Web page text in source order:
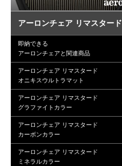
アーロンチェア リマスタード
即納できる
アーロンチェアと関連商品
アーロンチェア リマスタード
オニキスウルトラマット
アーロンチェア リマスタード
グラファイトカラー
アーロンチェア リマスタード
カーボンカラー
アーロンチェア リマスタード
ミネラルカラー